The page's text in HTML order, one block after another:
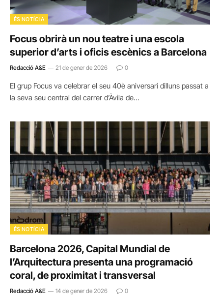
ÉS NOTÍCIA
Focus obrirà un nou teatre i una escola
superior d’arts i oficis escènics a Barcelona
Redacció A&E 21 de gener de 2026 0
El grup Focus va celebrar el seu 40è aniversari dilluns passat a
la seva seu central del carrer d’Àvila de…
ÉS NOTÍCIA
Barcelona 2026, Capital Mundial de
l’Arquitectura presenta una programació
coral, de proximitat i transversal
Redacció A&E 14 de gener de 2026 0